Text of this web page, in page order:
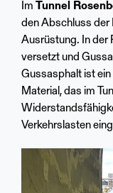
Im Tunnel
den Abschluss der
Ausrüstung. In der
versetzt und
Gussasphalt ist
Material, das im
Verkehrslasten